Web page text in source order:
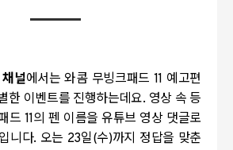
널에서는 와콤 무빙크패드 11 예고편
한 이벤트를 진행하는데요. 영상 속 등
드 11의 펜 이름을 유튜브 영상 댓글로
니다. 오는 23일(수)까지 정답을 맞춘